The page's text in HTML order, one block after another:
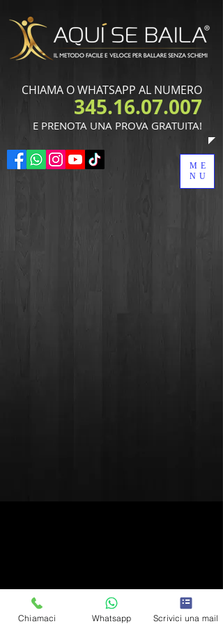
CHIAMA O WHATSAPP AL NUMERO
345.16.07.007
​E PRENOTA UNA PROVA GRATUITA!
ME
NU
ORARI DI SEGRETERIA
Chiamaci Whatsapp Scrivici una mail